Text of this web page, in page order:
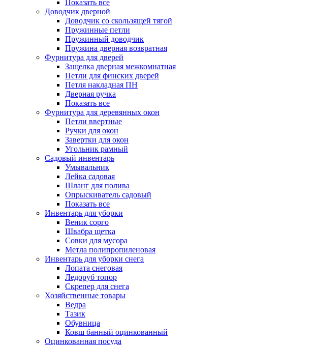
Показать все
Доводчик дверной
Доводчик со скользящей тягой
Пружинные петли
Пружинный доводчик
Пружина дверная возвратная
Фурнитура для дверей
Защелка дверная межкомнатная
Петли для финских дверей
Петля накладная ПН
Дверная ручка
Показать все
Фурнитура для деревянных окон
Петли ввертные
Ручки для окон
Завертки для окон
Угольник рамный
Садовый инвентарь
Умывальник
Лейка садовая
Шланг для полива
Опрыскиватель садовый
Показать все
Инвентарь для уборки
Веник сорго
Швабра щетка
Совки для мусора
Метла полипропиленовая
Инвентарь для уборки снега
Лопата снеговая
Ледоруб топор
Скрепер для снега
Хозяйственные товары
Ведра
Тазик
Обувница
Ковш банный оцинкованный
Оцинкованная посуда